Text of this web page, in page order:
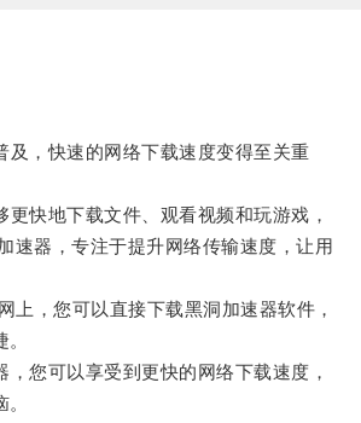
，快速的网络下载速度变得至关重
快地下载文件、观看视频和玩游戏，
速器，专注于提升网络传输速度，让用
，您可以直接下载黑洞加速器软件，
您可以享受到更快的网络下载速度，